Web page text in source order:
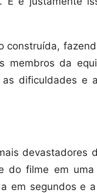
construída,
membros da
dificuldades e
devastadores
do filme em
em segundos e